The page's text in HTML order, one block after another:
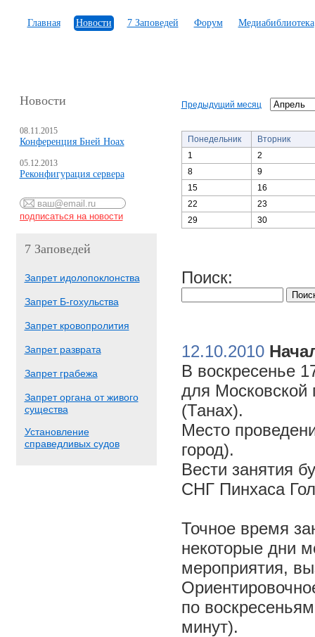
Главная Новости 7 Заповедей Форум Медиабиблиотека
Новости
08.11.2015
Конференция Бней Ноах
05.12.2013
Реконфигурация сервера
7 Заповедей
Запрет идолопоклонства
Запрет Б-гохульства
Запрет кровопролития
Запрет разврата
Запрет грабежа
Запрет органа от живого
существа
Установление
справедливых судов
Предыдущий месяц
Понедельник
Вторник
1
2
8
9
15
16
22
23
29
30
Поиск:
12.10.2010
В воскресенье
для Московской
(Танах).
Место
город).
Вести занятия
СНГ Пинхаса
Точное время
некоторые дни
мероприятия,
по
минут).